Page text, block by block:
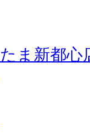
ま新都心